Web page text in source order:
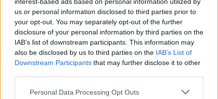
us or personal information disclosed to third parties prior to
your opt-out. You may separately opt-out of the further
disclosure of your personal information by third parties on the
IAB’s list of downstream participants. This information may
also be disclosed by us to third parties on the IAB’s List of
Downstream Participants that may further disclose it to other
Please note that this website/app uses one or more Google
Personal Data Processing Opt Outs
Στο ίδιο μήκος κύματος, η Ρωσία και η Κίνα
κάλεσαν την Ουάσιγκτον και την Τεχεράνη να
σταματήσουν αμέσως τις στρατιωτικές
επιχειρήσεις. Η εκπρόσωπος του ρωσικού
Υπουργείου Εξωτερικών, Μαρία Ζαχάροβα, έκανε
λόγο για απρόκλητη αμερικανοϊσραηλινή
επιθετικότητα κατά του Ιράν και κάλεσε και τα